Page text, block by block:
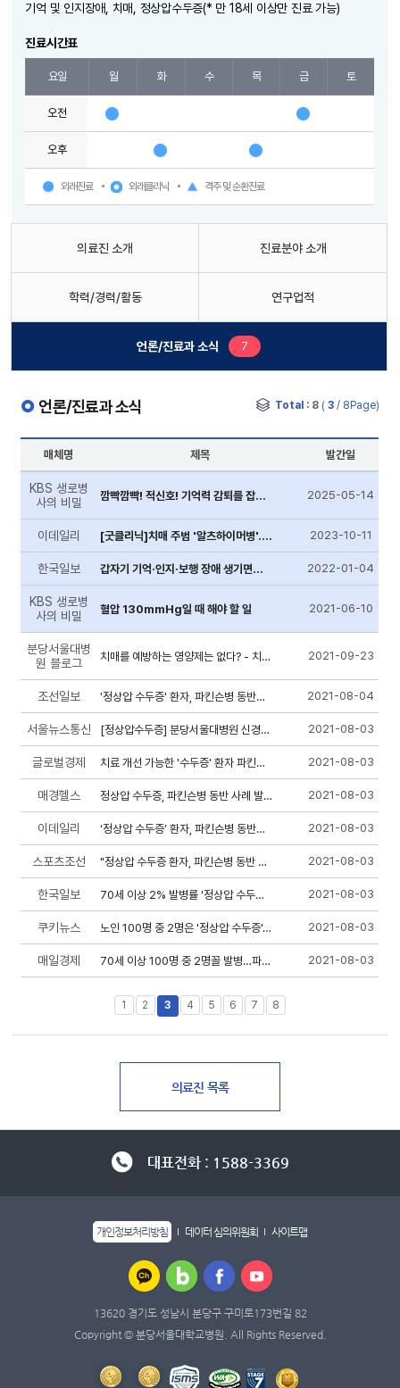
기억 및 인지장애, 치매, 정상압수두증(* 만 18세 이상만 진료 가능)
진료시간표
요일 월 화 수 목 금 토
오전
오후
외래진료 외래클리닉 격주 및 순환진료
의료진 소개 진료분야 소개
학력/경력/활동 연구업적
언론/진료과 소식 7
언론/진료과 소식 Total : 8( 3 / 8Page)
매체명 제목 발간일
KBS 생로병
사의 비밀
깜빡깜빡! 적신호! 기억력 감퇴를 잡아라 2025-05-14
이데일리 [굿클리닉]치매 주범 '알츠하이머병'... 영양제 효과 없어 생활습관 개선 더 ... 2023-10-11
한국일보 갑자기 기억·인지·보행 장애 생기면… 치매 아닌 수두증일 수도 2022-01-04
KBS 생로병
사의 비밀
혈압 130mmHg일 때 해야 할 일 2021-06-10
분당서울대병
원 블로그
치매를 예방하는 영양제는 없다? - 치매와 알츠하이머병의 차이점 (영상) 2021-09-23
조선일보 '정상압 수두증' 환자, 파킨슨병 동반될 수 있어 2021-08-04
서울뉴스통신 [정상압수두증] 분당서울대병원 신경과 박영호 교수 2021-08-03
글로벌경제 치료 개선 가능한 '수두증' 환자 파킨슨병 동반 여부 의심해봐야 2021-08-03
매경헬스 정상압 수두증, 파킨슨병 동반 사례 발표 2021-08-03
이데일리 ‘정상압 수두증’ 환자, 파킨슨병 동반될 수 있다 2021-08-03
스포츠조선 "정상압 수두증 환자, 파킨슨병 동반 가능성 있다" 2021-08-03
한국일보 70세 이상 2% 발병률 '정상압 수두증', 파킨슨병 동반 가능성 2021-08-03
쿠키뉴스 노인 100명 중 2명은 '정상압 수두증'…'파킨슨병' 동반되기도 2021-08-03
매일경제 70세 이상 100명 중 2명꼴 발병…파킨슨병과 혼돈하기 쉬운 수두증 2021-08-03
1 2 3 4 5 6 7 8
대표전화 : 1588-3369
개인정보처리방침 데이터 심의위원회 사이트맵
13620 경기도 성남시 분당구 구미로173번길 82
Copyright © 분당서울대학교병원. All Rights Reserved.